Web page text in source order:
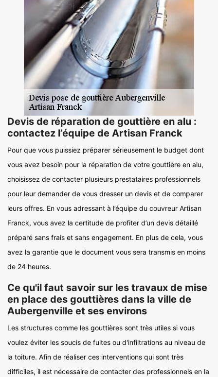
Devis de réparation de gouttière en alu :
contactez l’équipe de Artisan Franck
Pour que vous puissiez préparer sérieusement le budget dont
vous avez besoin pour la réparation de votre gouttière en alu,
choisissez de contacter plusieurs prestataires professionnels
pour leur demander de vous dresser un devis et de comparer
leurs offres. En vous adressant à l’équipe du couvreur Artisan
Franck, vous avez la certitude de profiter d’un devis détaillé
préparé sans frais et sans engagement. En plus de cela, vous
avez la garantie que le document vous sera transmis en moins
de 24 heures.
Ce qu'il faut savoir sur les travaux de mise
en place des gouttières dans la ville de
Aubergenville et ses environs
Les structures comme les gouttières sont très utiles si vous
voulez éviter les soucis de fuites ou d'infiltrations au niveau de
la toiture. Afin de réaliser ces interventions qui sont très
difficiles, il est nécessaire de contacter des professionnels en la